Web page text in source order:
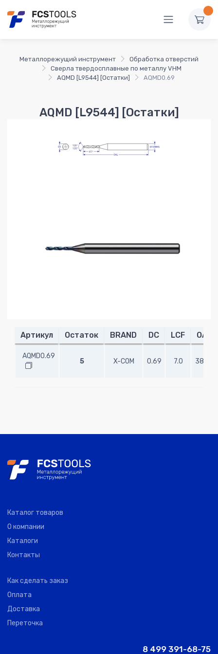
Металлорежущий инструмент
Обработка отверстий
Сверла твердосплавные по металлу VHM
AQMD [L9544] [Остатки]
AQMD0.69
AQMD [L9544] [Остатки]
Артикул Остаток BRAND DC LCF OAL
AQMD0.69
5 X-COM 0.69 7.0 38.00
Каталог товаров
О компании
Каталоги
Контакты
Как сделать заказ
Оплата
Доставка
Переточка
8 499 391-68-75